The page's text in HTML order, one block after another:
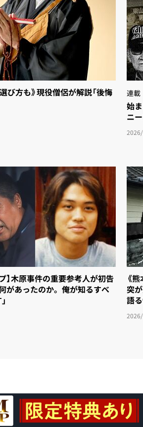
び方も》現役僧侶が解説「後悔
連載
始
ニ
】木原事件の重要参考人が初告
があったのか。俺が知るすべ
《
突
語